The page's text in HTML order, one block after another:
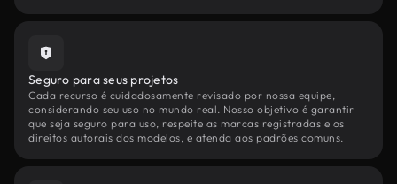
Seguro para seus projetos
Cada recurso é cuidadosamente revisado por nossa equipe,
considerando seu uso no mundo real. Nosso objetivo é garantir
que seja seguro para uso, respeite as marcas registradas e os
direitos autorais dos modelos, e atenda aos padrões comuns.